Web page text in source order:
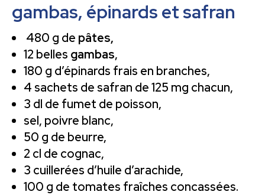
gambas, épinards et safran
480 g de pâtes,
12 belles gambas,
180 g d’épinards frais en branches,
4 sachets de safran de 125 mg chacun,
3 dl de fumet de poisson,
sel, poivre blanc,
50 g de beurre,
2 cl de cognac,
3 cuillerées d’huile d’arachide,
100 g de tomates fraîches concassées.